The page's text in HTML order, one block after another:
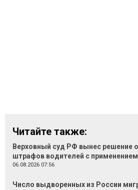
Читайте также:
Верховный суд РФ вынес решение
штрафов водителей с
06.08.2026 07:56
Число выдворенных из России